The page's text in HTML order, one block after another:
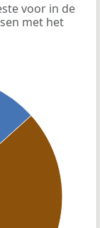
voor in de
met het